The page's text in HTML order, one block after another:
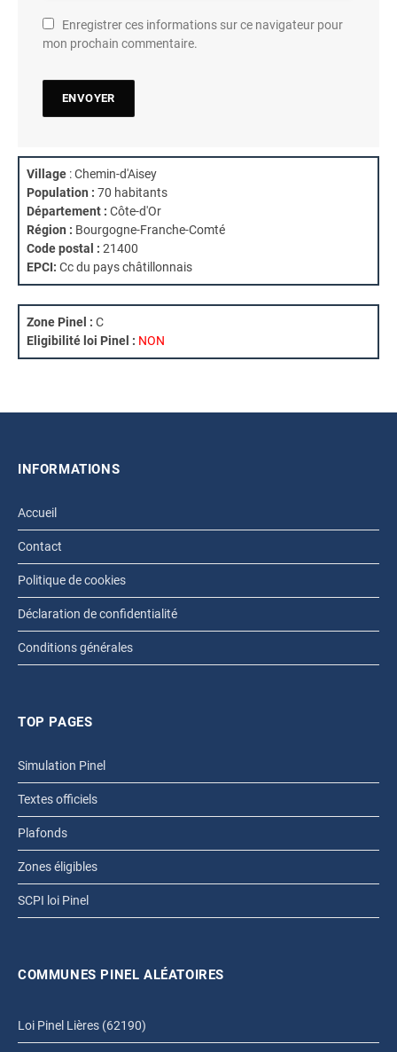
Enregistrer ces informations sur ce navigateur pour
mon prochain commentaire.
Village : Chemin-d'Aisey
Population : 70 habitants
Département : Côte-d'Or
Région : Bourgogne-Franche-Comté
Code postal : 21400
EPCI: Cc du pays châtillonnais
Zone Pinel : C
Eligibilité loi Pinel : NON
INFORMATIONS
Accueil
Contact
Politique de cookies
Déclaration de confidentialité
Conditions générales
TOP PAGES
Simulation Pinel
Textes officiels
Plafonds
Zones éligibles
SCPI loi Pinel
COMMUNES PINEL ALÉATOIRES
Loi Pinel Lières (62190)